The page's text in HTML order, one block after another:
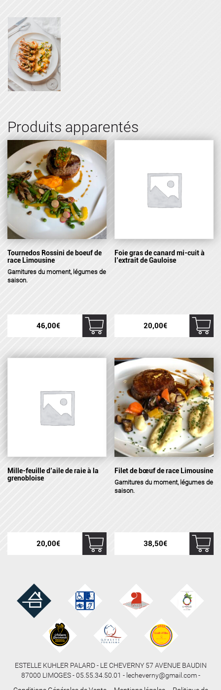
Produits apparentés
Tournedos Rossini de boeuf de
race Limousine
Garnitures du moment, légumes de
saison.
46,00€
Foie gras de canard mi-cuit à
l’extrait de Gauloise
20,00€
Mille-feuille d’aile de raie à la
grenobloise
20,00€
Filet de bœuf de race Limousine
Garnitures du moment, légumes de
saison.
38,50€
ESTELLE KUHLER PALARD - LE CHEVERNY 57 AVENUE BAUDIN
87000 LIMOGES - 05.55.34.50.01 - lecheverny@gmail.com -